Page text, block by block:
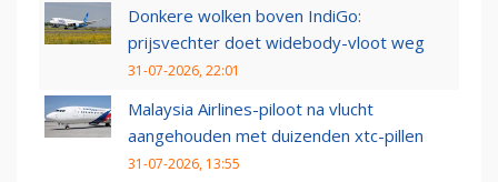
Donkere wolken boven IndiGo:
prijsvechter doet widebody-vloot weg
31-07-2026, 22:01
Malaysia Airlines-piloot na vlucht
aangehouden met duizenden xtc-pillen
31-07-2026, 13:55